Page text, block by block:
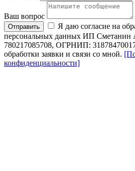
Ваш вопрос
Отправить
Я даю согласие на
персональных данных ИП
780217085708, ОГРНИП:
обработки заявки и связи со мной.
конфиденциальности]